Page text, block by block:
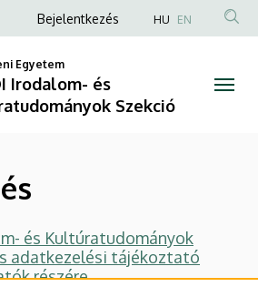
Anonim
fiók
menüje
Bejelentkezés HU EN
Egyetem
Irodalom- és
Szekció
és Kultúratudományok
adatkezelési tájékoztató
részére